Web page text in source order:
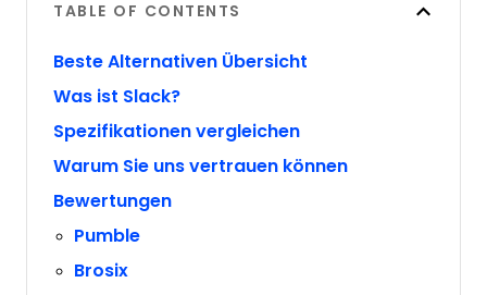
TABLE OF CONTENTS
Beste Alternativen Übersicht
Was ist Slack?
Spezifikationen vergleichen
Warum Sie uns vertrauen können
Bewertungen
Pumble
Brosix